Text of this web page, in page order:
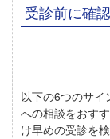
受診前に確
以下の6つのサイ
への相談をおす
け早めの受診を